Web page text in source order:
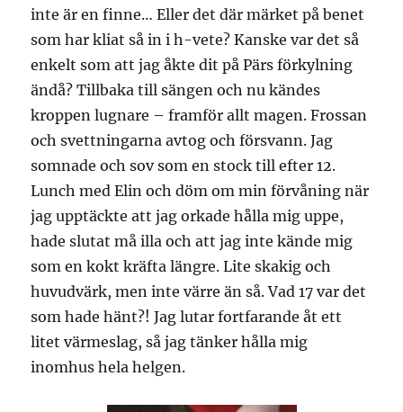
inte är en finne… Eller det där märket på benet
som har kliat så in i h-vete? Kanske var det så
enkelt som att jag åkte dit på Pärs förkylning
ändå? Tillbaka till sängen och nu kändes
kroppen lugnare – framför allt magen. Frossan
och svettningarna avtog och försvann. Jag
somnade och sov som en stock till efter 12.
Lunch med Elin och döm om min förvåning när
jag upptäckte att jag orkade hålla mig uppe,
hade slutat må illa och att jag inte kände mig
som en kokt kräfta längre. Lite skakig och
huvudvärk, men inte värre än så. Vad 17 var det
som hade hänt?! Jag lutar fortfarande åt ett
litet värmeslag, så jag tänker hålla mig
inomhus hela helgen.